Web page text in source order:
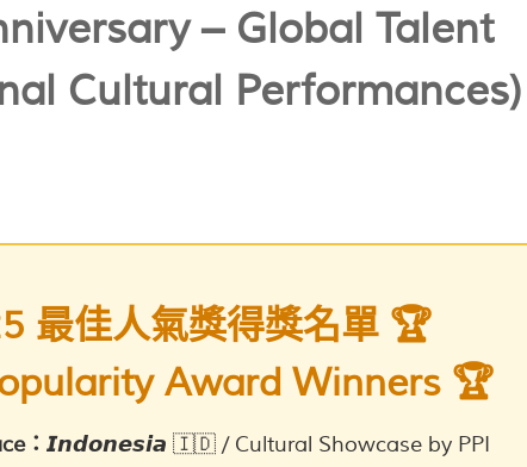
– Global Talent
Cultural Performances)
最佳人氣獎得獎名單 🏆
Award Winners 🏆
： 𝙄𝙣𝙙𝙤𝙣𝙚𝙨𝙞𝙖 🇮🇩 / Cultural Showcase by PPI